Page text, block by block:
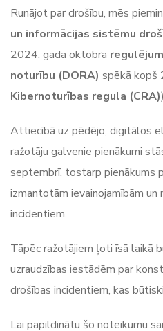
Runājot par drošību, mēs
un informācijas sistēmu
2024. gada oktobra
noturību (DORA) spēkā kopš
Kibernoturības regula (CRA)
Attiecībā uz pēdējo, digitālos
ražotāju galvenie pienākumi
septembrī, tostarp pienākums
izmantotām ievainojamībām un
incidentiem.
Tāpēc ražotājiem ļoti īsā laikā
uzraudzības iestādēm par
drošības incidentiem, kas
Lai papildinātu šo noteikumu